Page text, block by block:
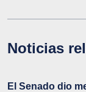
Noticias
El Senado dio